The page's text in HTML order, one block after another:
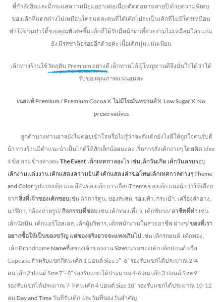
ที่กำลังฮิตและมีกระแสความนิยมอย่างต่อเนื่องติดต่อมาหลายปี ด้วยความพิเศษ
ของเค้กที่แตกต่างไม่เหมือนใคร แต่ละคนที่ได้เค้กไปจะเป็นเค้กที่ไม่มีใครเหมือน
ทำให้งานปาร์ตี้ของคุณพิเศษขึ้น เค้กที่ได้รับมีหน้าตาที่สวยงามไม่เหมือนใคร แถม
ยัง มีรสชาติอร่อยอีกด้วยค่ะ เนื้อเค้กนุ่มแน่นเนียน
เค้กทางร้านใช้วัตถุดิบ Premium อย่างดี เด็กทานได้ ผู้ใหญ่ทานดีจึงมั่นใจได้ว่าได้
รับของคุณภาพแน่นอนคะ
เนยแท้ Premium / Premium CocoaX ไม่มีไขมันทรานส์X Low SugarX No
preservatives
ลูกค้าบางท่านอาจยังไม่ค่อยเข้าใจหรือไม่รู้ว่าจะสั่งเค้กยังไงดีให้ถูกใจคนรับดี
น้า ทางร้านมีคำแนะนำเป็นไกด์ให้สักเล็กน้อยนะคะ เริ่มการสั่งเค้กง่ายๆ โดยคิด Idea
4 ข้อ ตามข้างล่างคะ The Event เค้กเทศกาลอะไร เช่นเค้กวันเกิด เค้กวันครบรอบ
เค้กงานแต่งงาน เค้กแสดงความยินดี เค้กแสดงคำขอโทษเค้กเทศกาลต่างๆTheme
and Color รูปแบบเค้ก และ สีสันของเค้ก การเลือกTheme ของเค้ก แนะนำว่าให้เลือก
จากสิ่งที่เจ้าของเค้กชอบเช่น ตัวการ์ตูน, ของสะสม, รองเท้า, กระเป๋า, เครื่องสำอาง,
นาฬิกา, กล้องถ่ายรูป/กิจกรรมที่ชอบ เช่น เค้กท่องเที่ยว, เค้กขับรถ/อาชีพที่ทำ เช่น
เค้กนักบิน, เค้กแอร์โฮสเตส, เค้กผู้บริหาร, เค้กพนักงานในสายอาชีพ ต่างๆ/ของที่เรา
อยากซื้อให้เป็นของขวัญ แต่ของจริงอาจจะแพงเกินไป เช่น เค้กรถยนต์, เค้กทอง,
เค้ก Brandname Nameชื่อของเจ้าของงานSizeขนาดของเค้ก เค้กปอนด์ หรือ
Cupcake สำหรับแขกกี่คน เค้ก 1 ปอนด์ Size 5″- 6” รองรับแขกได้ประมาณ 2-4
คน เค้ก 2 ปอนด์ Size 7″- 8” รองรับแขกได้ประมาณ 4-6 คน เค้ก 3 ปอนด์ Size 9”
รองรับแขกได้ประมาณ 7-9 คน เค้ก 4 ปอนด์ Size 10” รองรับแขกได้ประมาณ 10-12
คน Day and Time วันที่รับเค้ก และวันที่ของวันสำคัญ